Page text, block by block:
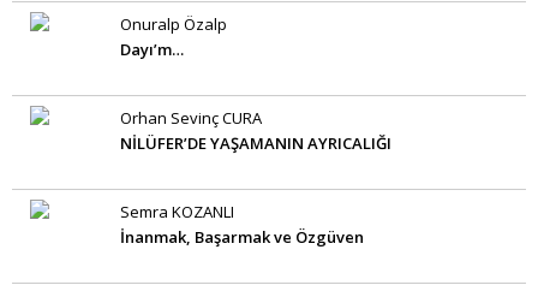
Onuralp Özalp
Dayı’m…
Orhan Sevinç CURA
NİLÜFER’DE YAŞAMANIN AYRICALIĞI
Semra KOZANLI
İnanmak, Başarmak ve Özgüven